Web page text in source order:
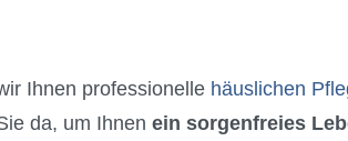
Ihnen professionelle häuslichen
da, um Ihnen ein sorgenfreies